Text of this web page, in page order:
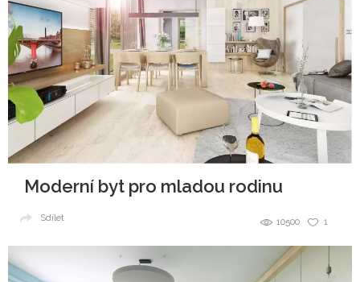
Moderní byt pro mladou rodinu
1
10500
Sdílet